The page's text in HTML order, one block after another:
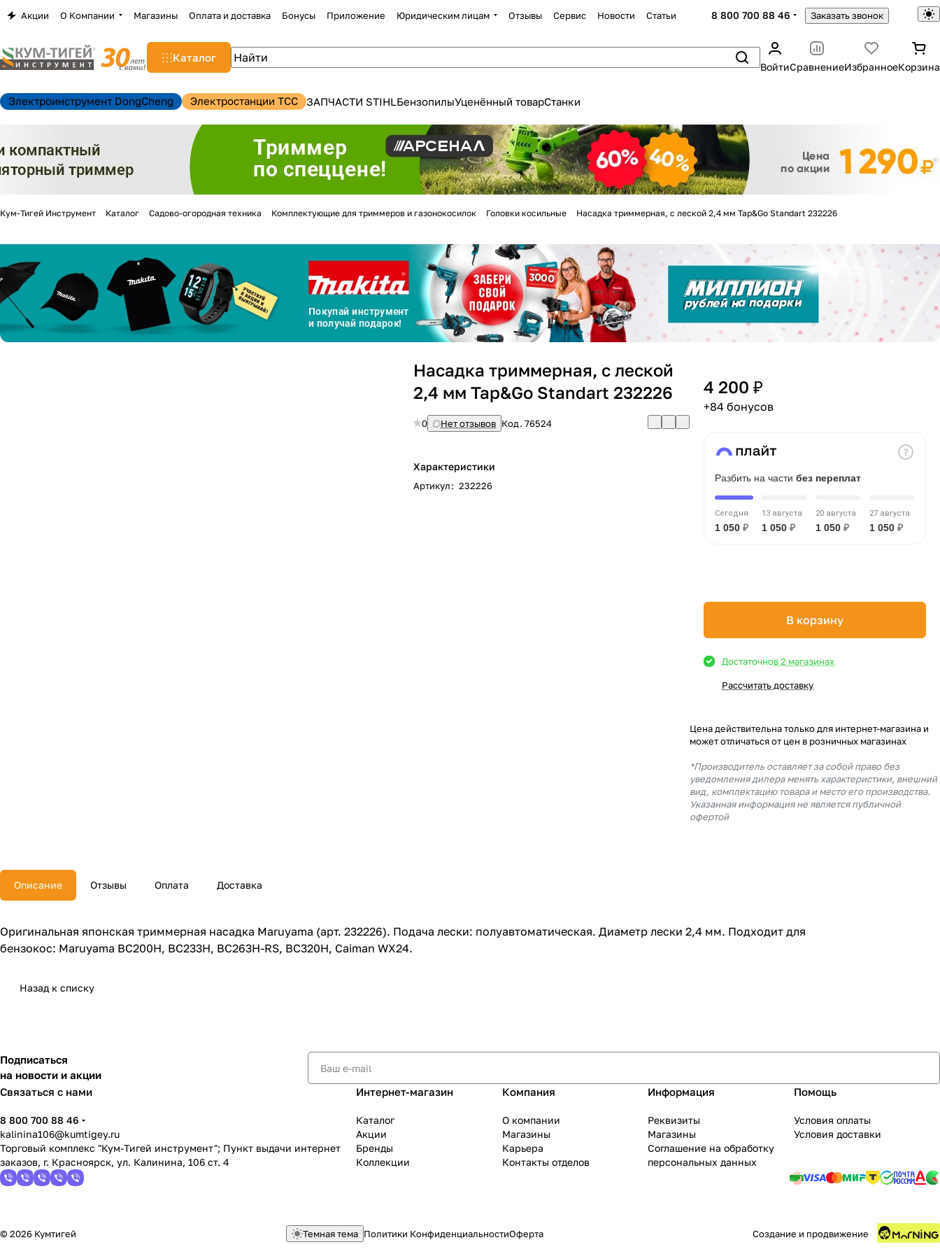
Акции О Компании Магазины Оплата и доставка Бонусы Приложение Юридическим лицам Отзывы Сервис Новости Статьи 8 800 700 88 46 Заказать звонок
Каталог
ВойтиСравнениеИзбранноеКорзина
Электроинструмент DongCheng Электростанции TCC ЗАПЧАСТИ STIHLБензопилыУценённый товарСтанки
Кум-Тигей Инструмент Каталог Садово-огородная техника Комплектующие для триммеров и газонокосилок Головки косильные Насадка триммерная, с леской 2,4 мм Tap&Go Standart 232226
Насадка триммерная, с леской
2,4 мм Tap&Go Standart 232226
0 Нет отзывов Код.76524
Характеристики
Артикул: 232226
4 200 ₽
+84 бонусов
Разбить на части без переплат
Сегодня
1 050 ₽
13 августа
1 050 ₽
20 августа
1 050 ₽
27 августа
1 050 ₽
В корзину
Достаточнов 2 магазинах
Рассчитать доставку
Цена действительна только для интернет-магазина и
может отличаться от цен в розничных магазинах
*Производитель оставляет за собой право без
уведомления дилера менять характеристики, внешний
вид, комплектацию товара и место его производства.
Указанная информация не является публичной
офертой
Описание Отзывы Оплата Доставка
Оригинальная японская триммерная насадка Maruyama (арт. 232226). Подача лески: полуавтоматическая. Диаметр лески 2,4 мм. Подходит для
бензокос: Maruyama BC200H, BC233H, BC263H-RS, BC320H, Caiman WX24.
Назад к списку
Подписаться
на новости и акции
Связаться с нами
8 800 700 88 46
kalinina106@kumtigey.ru
Торговый комплекс "Кум-Тигей инструмент"; Пункт выдачи интернет
заказов, г. Красноярск, ул. Калинина, 106 ст. 4
Интернет-магазин
Каталог
Акции
Бренды
Коллекции
Компания
О компании
Магазины
Карьера
Контакты отделов
Информация
Реквизиты
Магазины
Соглашение на обработку
персональных данных
Помощь
Условия оплаты
Условия доставки
© 2026 Кумтигей Темная тема Политики КонфиденциальностиОферта Создание и продвижение
Для клиентов всех банков
Разбейтеоплату
на частибез переплат
График платежей
Сегодня